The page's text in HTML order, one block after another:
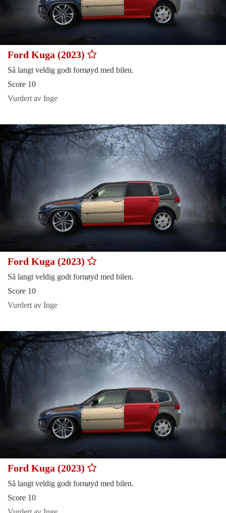
Ford Kuga (2023)
Så langt veldig godt fornøyd med bilen.
Score 10
Vurdert av Inge
Ford Kuga (2023)
Så langt veldig godt fornøyd med bilen.
Score 10
Vurdert av Inge
Ford Kuga (2023)
Så langt veldig godt fornøyd med bilen.
Score 10